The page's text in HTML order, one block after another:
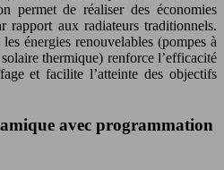
permet de réaliser des économies
rapport aux radiateurs traditionnels.
énergies renouvelables (pompes à
thermique) renforce l’efficacité
et facilite l’atteinte des objectifs
avec programmation